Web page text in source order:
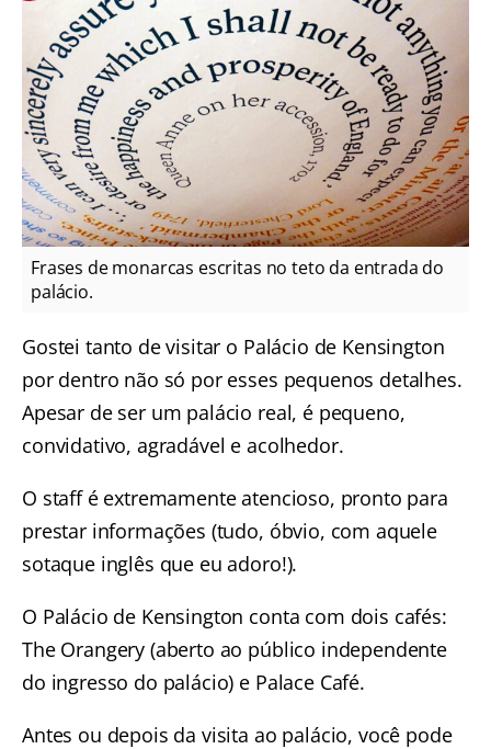
Frases de monarcas escritas no teto da entrada do
palácio.
Gostei tanto de visitar o Palácio de Kensington
por dentro não só por esses pequenos detalhes.
Apesar de ser um palácio real, é pequeno,
convidativo, agradável e acolhedor.
O staff é extremamente atencioso, pronto para
prestar informações (tudo, óbvio, com aquele
sotaque inglês que eu adoro!).
O Palácio de Kensington conta com dois cafés:
The Orangery (aberto ao público independente
do ingresso do palácio) e Palace Café.
Antes ou depois da visita ao palácio, você pode